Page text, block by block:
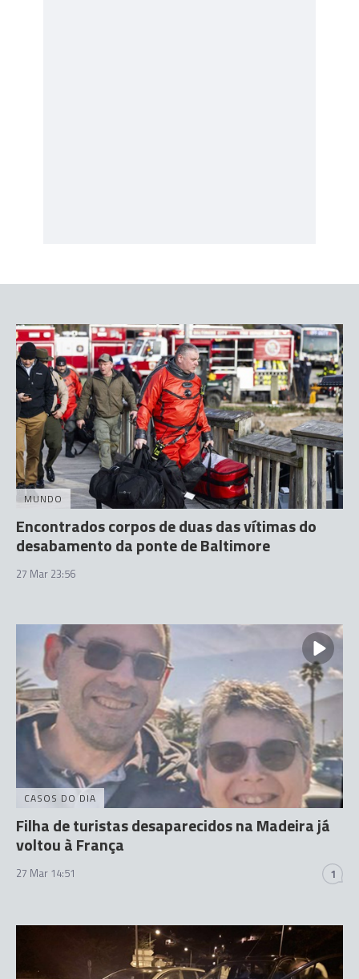
MUNDO
Encontrados corpos de duas das vítimas do
desabamento da ponte de Baltimore
27 Mar 23:56
CASOS DO DIA
Filha de turistas desaparecidos na Madeira já
voltou à França
27 Mar 14:51 1